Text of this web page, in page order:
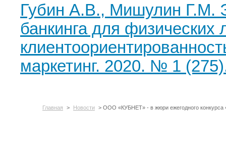
Губин А.В., Мишулин Г.М.
банкинга для физических
маркетинг. 2020. № 1
Главная > Новости > ООО «КУБНЕТ» - в жюри ежегодного